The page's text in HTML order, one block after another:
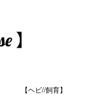
【ヘビ//飼育】